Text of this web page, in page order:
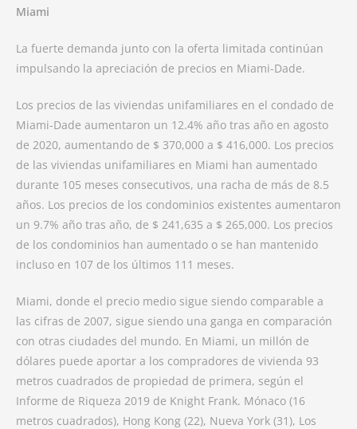
Miami
La fuerte demanda junto con la oferta limitada continúan
impulsando la apreciación de precios en Miami-Dade.
Los precios de las viviendas unifamiliares en el condado de
Miami-Dade aumentaron un 12.4% año tras año en agosto
de 2020, aumentando de $ 370,000 a $ 416,000. Los precios
de las viviendas unifamiliares en Miami han aumentado
durante 105 meses consecutivos, una racha de más de 8.5
años. Los precios de los condominios existentes aumentaron
un 9.7% año tras año, de $ 241,635 a $ 265,000. Los precios
de los condominios han aumentado o se han mantenido
incluso en 107 de los últimos 111 meses.
Miami, donde el precio medio sigue siendo comparable a
las cifras de 2007, sigue siendo una ganga en comparación
con otras ciudades del mundo. En Miami, un millón de
dólares puede aportar a los compradores de vivienda 93
metros cuadrados de propiedad de primera, según el
Informe de Riqueza 2019 de Knight Frank. Mónaco (16
metros cuadrados), Hong Kong (22), Nueva York (31), Los